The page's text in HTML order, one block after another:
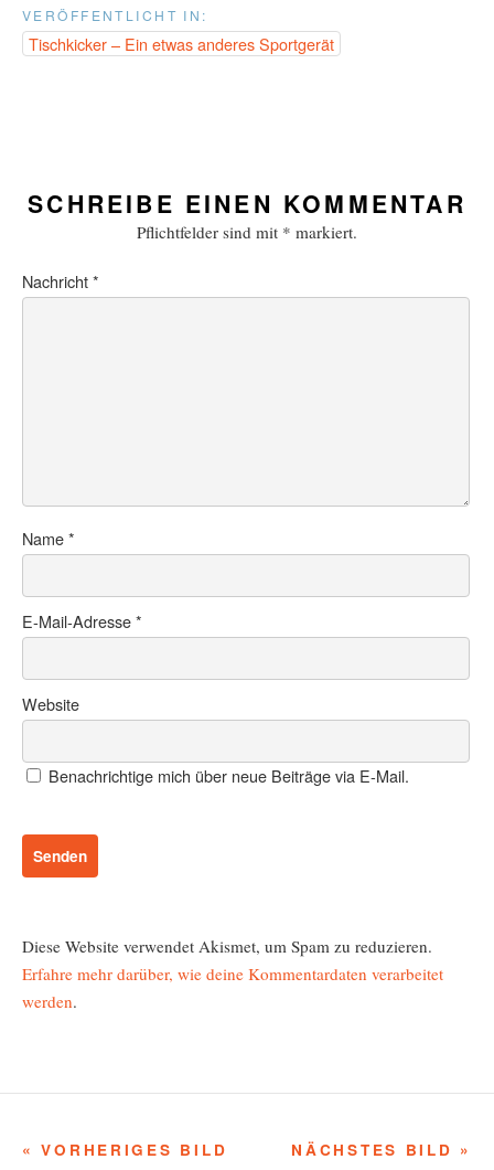
VERÖFFENTLICHT IN:
Tischkicker – Ein etwas anderes Sportgerät
SCHREIBE EINEN KOMMENTAR
Pflichtfelder sind mit * markiert.
Nachricht*
Name*
E-Mail-Adresse*
Website
Benachrichtige mich über neue Beiträge via E-Mail.
Diese Website verwendet Akismet, um Spam zu reduzieren.
Erfahre mehr darüber, wie deine Kommentardaten verarbeitet
werden.
NÄCHSTES BILD »
« VORHERIGES BILD